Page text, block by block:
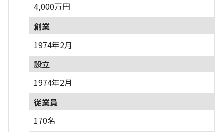
4,000万円
創業
1974年2月
設立
1974年2月
従業員
170名